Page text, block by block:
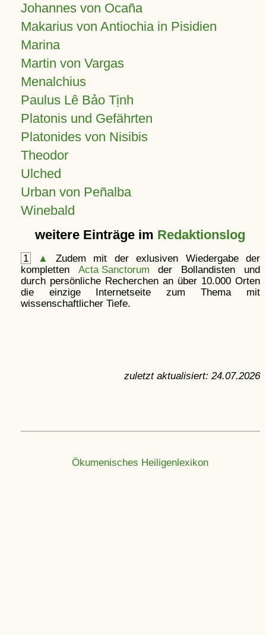
Johannes von Ocaña
Makarius von Antiochia in Pisidien
Marina
Martin von Vargas
Menalchius
Paulus Lê Bảo Tịnh
Platonis und Gefährten
Platonides von Nisibis
Theodor
Ulched
Urban von Peñalba
Winebald
weitere Einträge im Redaktionslog
1 ▲
Zudem mit der exlusiven Wiedergabe der
kompletten Acta Sanctorum der Bollandisten und
durch persönliche Recherchen an über 10.000 Orten
die einzige Internetseite zum Thema mit
wissenschaftlicher Tiefe.
zuletzt aktualisiert: 24.07.2026
Ökumenisches Heiligenlexikon